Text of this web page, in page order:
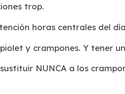
trop.
horas centrales del
y crampones. Y tener
NUNCA a los